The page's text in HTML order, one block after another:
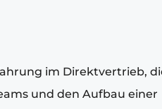
im Direktvertrieb,
und den Aufbau einer